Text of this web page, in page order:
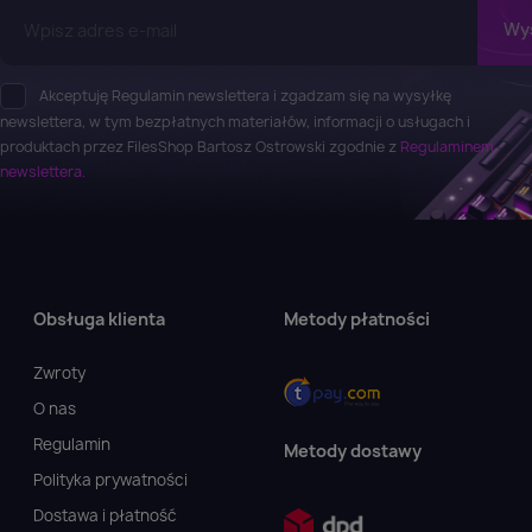
Akceptuję Regulamin newslettera i zgadzam się na wysyłkę
newslettera, w tym bezpłatnych materiałów, informacji o usługach i
produktach przez FilesShop Bartosz Ostrowski zgodnie z Regulaminem
newslettera.
Obsługa klienta
Zwroty
O nas
Regulamin
Polityka prywatności
Dostawa i płatność
Metody płatności
Metody dostawy
Zaloguj się